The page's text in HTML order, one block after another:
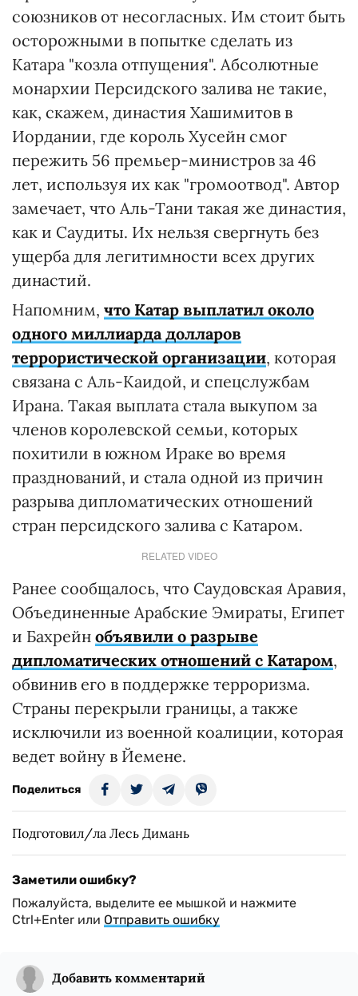
союзников от несогласных. Им стоит быть
осторожными в попытке сделать из
Катара "козла отпущения". Абсолютные
монархии Персидского залива не такие,
как, скажем, династия Хашимитов в
Иордании, где король Хусейн смог
пережить 56 премьер-министров за 46
лет, используя их как "громоотвод". Автор
замечает, что Аль-Тани такая же династия,
как и Саудиты. Их нельзя свергнуть без
ущерба для легитимности всех других
династий.
Напомним, что Катар выплатил около
одного миллиарда долларов
террористической организации, которая
связана с Аль-Каидой, и спецслужбам
Ирана. Такая выплата стала выкупом за
членов королевской семьи, которых
похитили в южном Ираке во время
празднований, и стала одной из причин
разрыва дипломатических отношений
стран персидского залива с Катаром.
RELATED VIDEO
Ранее сообщалось, что Саудовская Аравия,
Объединенные Арабские Эмираты, Египет
и Бахрейн объявили о разрыве
дипломатических отношений с Катаром,
обвинив его в поддержке терроризма.
Страны перекрыли границы, а также
исключили из военной коалиции, которая
ведет войну в Йемене.
Поделиться
Подготовил/ла Лесь Димань
Заметили ошибку?
Пожалуйста, выделите ее мышкой и нажмите
Ctrl+Enter или Отправить ошибку
Добавить комментарий